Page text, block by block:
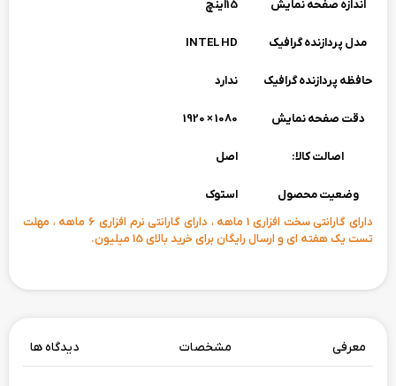
اندازه صفحه نمایش
مدل پردازنده گرافیک
حافظه پردازنده گرافیک ندارد
دقت صفحه نمایش
اصالت کالا: اصل
وضعیت محصول
استوک
دارای گارانتی سخت افزاری 1 ماهه ، دارای گارانتی نرم افزاری 6 ماهه ، مهلت
تست یک هفته ای و ارسال رایگان برای خرید بالای 15 میلیون.
معرفی مشخصات دیدگاه ها